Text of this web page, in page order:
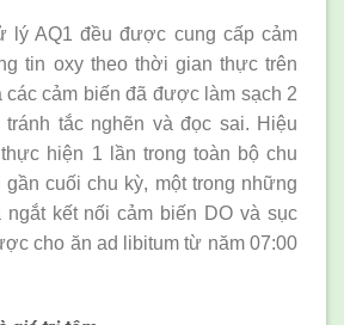
lý AQ1 đều được cung cấp cảm
tin oxy theo thời gian thực trên
các cảm biến đã được làm sạch 2
tránh tắc nghẽn và đọc sai. Hiệu
hiện 1 lần trong toàn bộ chu
gần cuối chu kỳ, một trong những
kết nối cảm biến DO và sục
cho ăn ad libitum từ năm 07:00